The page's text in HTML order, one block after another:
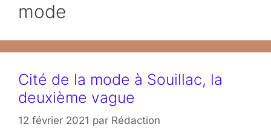
mode
Cité de la mode à Souillac, la
deuxième vague
12 février 2021 par Rédaction